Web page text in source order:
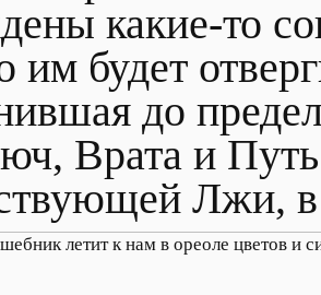
какие-то
им будет
до
Врата и
Лжи,